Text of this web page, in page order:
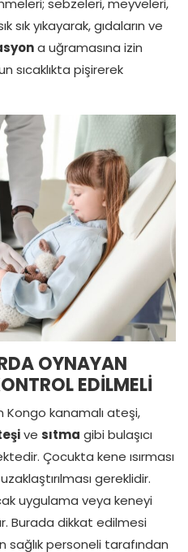
sebzeleri, meyveleri,
sık yıkayarak, gıdaların ve
a uğramasına izin
sıcaklıkta pişirerek
OYNAYAN
EDİLMELİ
Kongo kanamalı ateşi,
ve sıtma gibi bulaşıcı
Çocukta kene ısırması
gereklidir.
uygulama veya keneyi
Burada dikkat edilmesi
sağlık personeli tarafından